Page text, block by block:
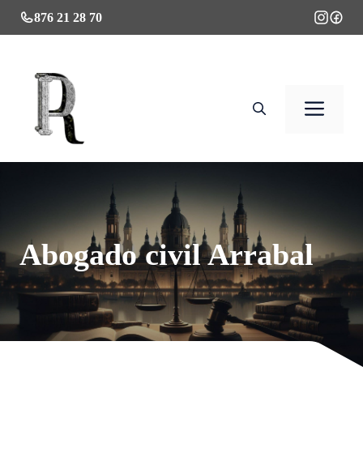
Saltar
al
876 21 28 70
Abogado civil Arrabal